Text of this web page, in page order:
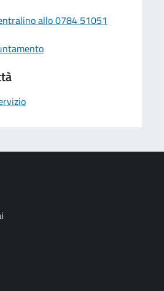
allo 0784 51051